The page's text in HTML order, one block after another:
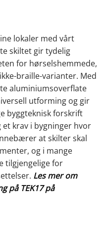
lokaler med vårt
skiltet gir tydelig
for hørselshemmede,
braille-varianter. Med
aluminiumsoverflate
utforming og gir
byggteknisk forskrift
krav i bygninger hvor
at skilter skal
og i mange
tilgjengelige for
Les mer om
på TEK17 på